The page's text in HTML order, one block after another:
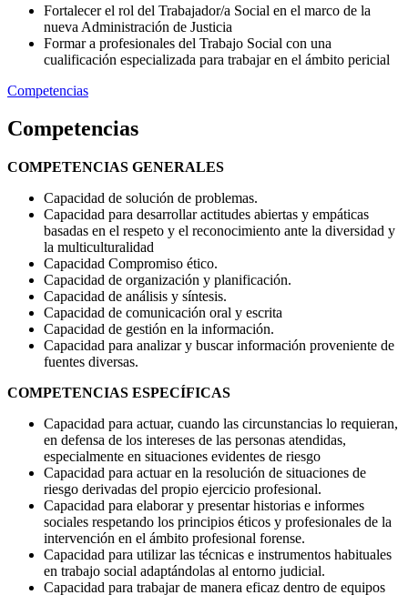
Fortalecer el rol del Trabajador/a Social en el marco de la
nueva Administración de Justicia
Formar a profesionales del Trabajo Social con una
cualificación especializada para trabajar en el ámbito pericial
Competencias
Competencias
COMPETENCIAS GENERALES
Capacidad de solución de problemas.
Capacidad para desarrollar actitudes abiertas y empáticas
basadas en el respeto y el reconocimiento ante la diversidad y
la multiculturalidad
Capacidad Compromiso ético.
Capacidad de organización y planificación.
Capacidad de análisis y síntesis.
Capacidad de comunicación oral y escrita
Capacidad de gestión en la información.
Capacidad para analizar y buscar información proveniente de
fuentes diversas.
COMPETENCIAS ESPECÍFICAS
Capacidad para actuar, cuando las circunstancias lo requieran,
en defensa de los intereses de las personas atendidas,
especialmente en situaciones evidentes de riesgo
Capacidad para actuar en la resolución de situaciones de
riesgo derivadas del propio ejercicio profesional.
Capacidad para elaborar y presentar historias e informes
sociales respetando los principios éticos y profesionales de la
intervención en el ámbito profesional forense.
Capacidad para utilizar las técnicas e instrumentos habituales
en trabajo social adaptándolas al entorno judicial.
Capacidad para trabajar de manera eficaz dentro de equipos